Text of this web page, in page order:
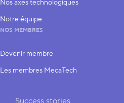
Nos axes technologiques
Notre équipe
NOS MEMBRES
Devenir membre
Les membres MecaTech
Liens rapides
Success stories